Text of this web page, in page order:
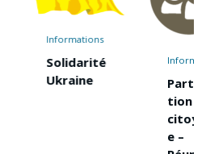
Informations
Solidarité
Ukraine
Informations
Participa
citoyenn